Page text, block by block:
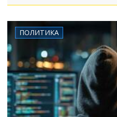
ПОЛИТИКА